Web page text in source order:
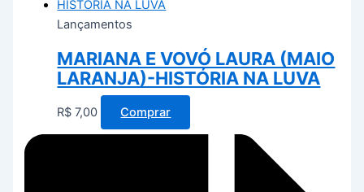
Lançamentos
MARIANA E VOVÓ LAURA (MAIO
LARANJA)-HISTÓRIA NA LUVA
R$ 7,00 Comprar